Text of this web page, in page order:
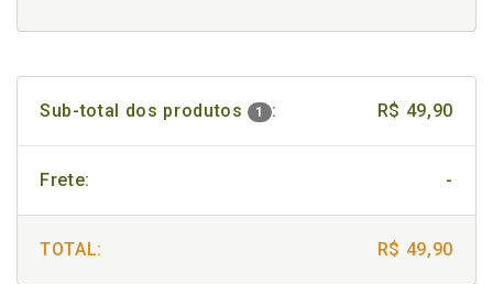
Sub-total dos produtos 1 : R$ 49,90
Frete: -
TOTAL: R$ 49,90